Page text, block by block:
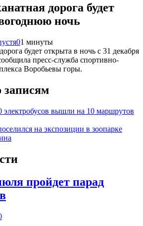
дорога будет
ночь
01 минуты
будет открыта в ночь с 31 декабря
пресс-служба спортивно-
Воробьевы горы.
записям
электробусов вышли на 10 маршрутов
на экспозиции в зоопарке
пройдет парад